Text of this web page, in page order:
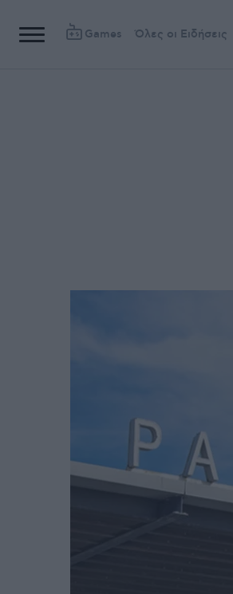
Games Όλες οι Ειδήσεις